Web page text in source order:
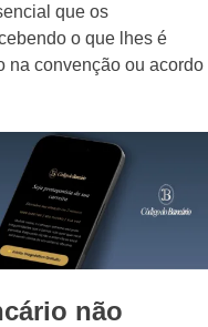
que os
o que lhes é
na convenção ou acordo
não